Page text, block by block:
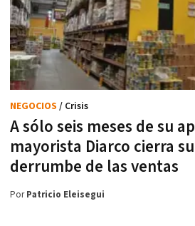
A sólo seis meses de su
mayorista Diarco cierra
derrumbe de las ventas
NEGOCIOS / Crisis
PorPatricio Eleisegui